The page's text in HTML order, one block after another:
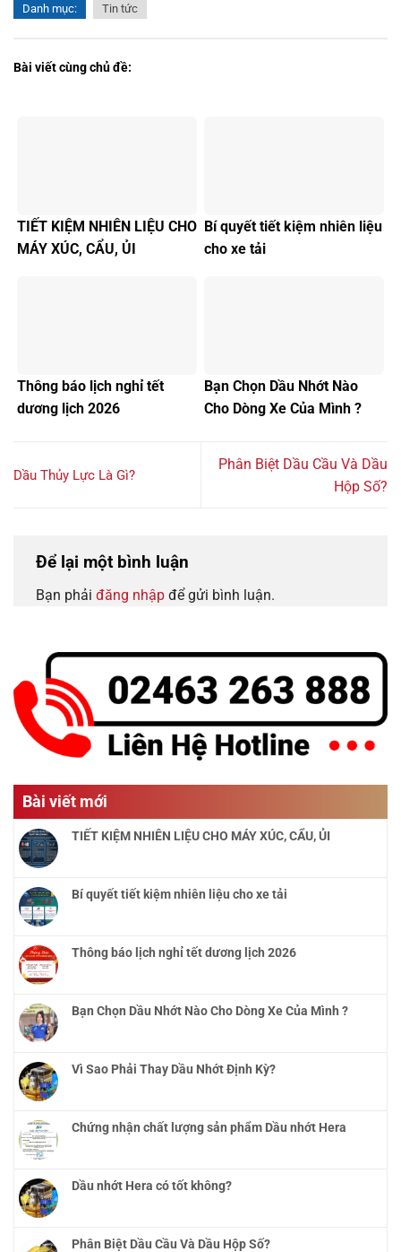
Danh mục: Tin tức
Bài viết cùng chủ đề:
TIẾT KIỆM NHIÊN LIỆU CHO
MÁY XÚC, CẨU, ỦI
Bí quyết tiết kiệm nhiên liệu
cho xe tải
Thông báo lịch nghỉ tết
dương lịch 2026
Bạn Chọn Dầu Nhớt Nào
Cho Dòng Xe Của Mình ?
Dầu Thủy Lực Là Gì?
Phân Biệt Dầu Cầu Và Dầu
Hộp Số?
Để lại một bình luận
Bạn phải đăng nhập để gửi bình luận.
Bài viết mới
TIẾT KIỆM NHIÊN LIỆU CHO MÁY XÚC, CẨU, ỦI
Bí quyết tiết kiệm nhiên liệu cho xe tải
Thông báo lịch nghỉ tết dương lịch 2026
Bạn Chọn Dầu Nhớt Nào Cho Dòng Xe Của Mình ?
Vì Sao Phải Thay Dầu Nhớt Định Kỳ?
Chứng nhận chất lượng sản phẩm Dầu nhớt Hera
Dầu nhớt Hera có tốt không?
Phân Biệt Dầu Cầu Và Dầu Hộp Số?